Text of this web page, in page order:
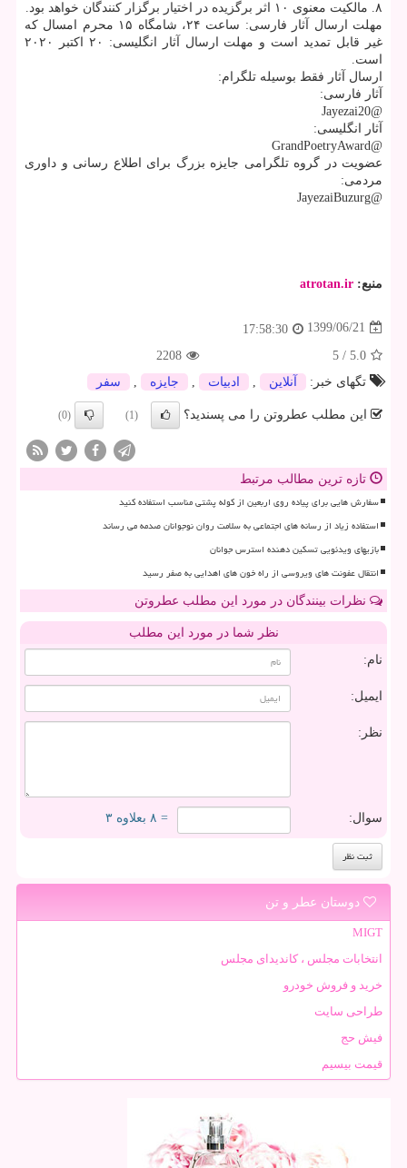
۸. مالکیت معنوی ۱۰ اثر برگزیده در اختیار برگزار کنندگان خواهد بود.
مهلت ارسال آثار فارسی: ساعت ۲۴، شامگاه ۱۵ محرم امسال که
غیر قابل تمدید است و مهلت ارسال آثار انگلیسی: ۲۰ اکتبر ۲۰۲۰
است.
ارسال آثار فقط بوسیله تلگرام:
آثار فارسی:
@Jayezai20
آثار انگلیسی:
@GrandPoetryAward
عضویت در گروه تلگرامی جایزه بزرگ برای اطلاع رسانی و داوری
مردمی:
@JayezaiBuzurg
منبع: atrotan.ir
1399/06/21
17:58:30
5.0
/
5
2208
تگهای خبر:
آنلاین ادبیات جایزه سفر
این مطلب عطروتن را می پسندید؟ (1)
(0)
تازه ترین مطالب مرتبط
سفارش هایی برای پیاده روی اربعین از کوله پشتی مناسب استفاده کنید
استفاده زیاد از رسانه های اجتماعی به سلامت روان نوجوانان صدمه می رساند
بازیهای ویدئویی تسکین دهنده استرس جوانان
انتقال عفونت های ویروسی از راه خون های اهدایی به صفر رسید
نظرات بینندگان در مورد این مطلب عطروتن
نظر شما در مورد این مطلب
نام:
ایمیل:
نظر:
سوال: = ۸ بعلاوه ۳
دوستان عطر و تن
MIGT
انتخابات مجلس ، کاندیدای مجلس
خرید و فروش خودرو
طراحی سایت
فیش حج
قیمت بیسیم